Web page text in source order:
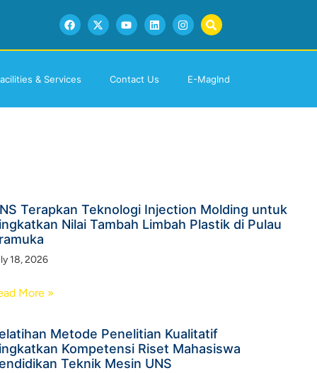
& Services Contact Us E-MagInd
Terapkan Teknologi Injection Molding untuk
Nilai Tambah Limbah Plastik di Pulau
18, 2026
More »
Metode Penelitian Kualitatif
Kompetensi Riset Mahasiswa
Teknik Mesin UNS